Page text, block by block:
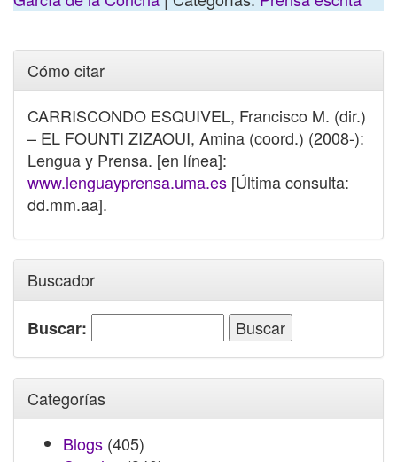
Cómo citar
CARRISCONDO ESQUIVEL, Francisco M. (dir.)
– EL FOUNTI ZIZAOUI, Amina (coord.) (2008-):
Lengua y Prensa. [en línea]:
www.lenguayprensa.uma.es [Última consulta:
dd.mm.aa].
Buscador
Buscar:
Categorías
Blogs (405)